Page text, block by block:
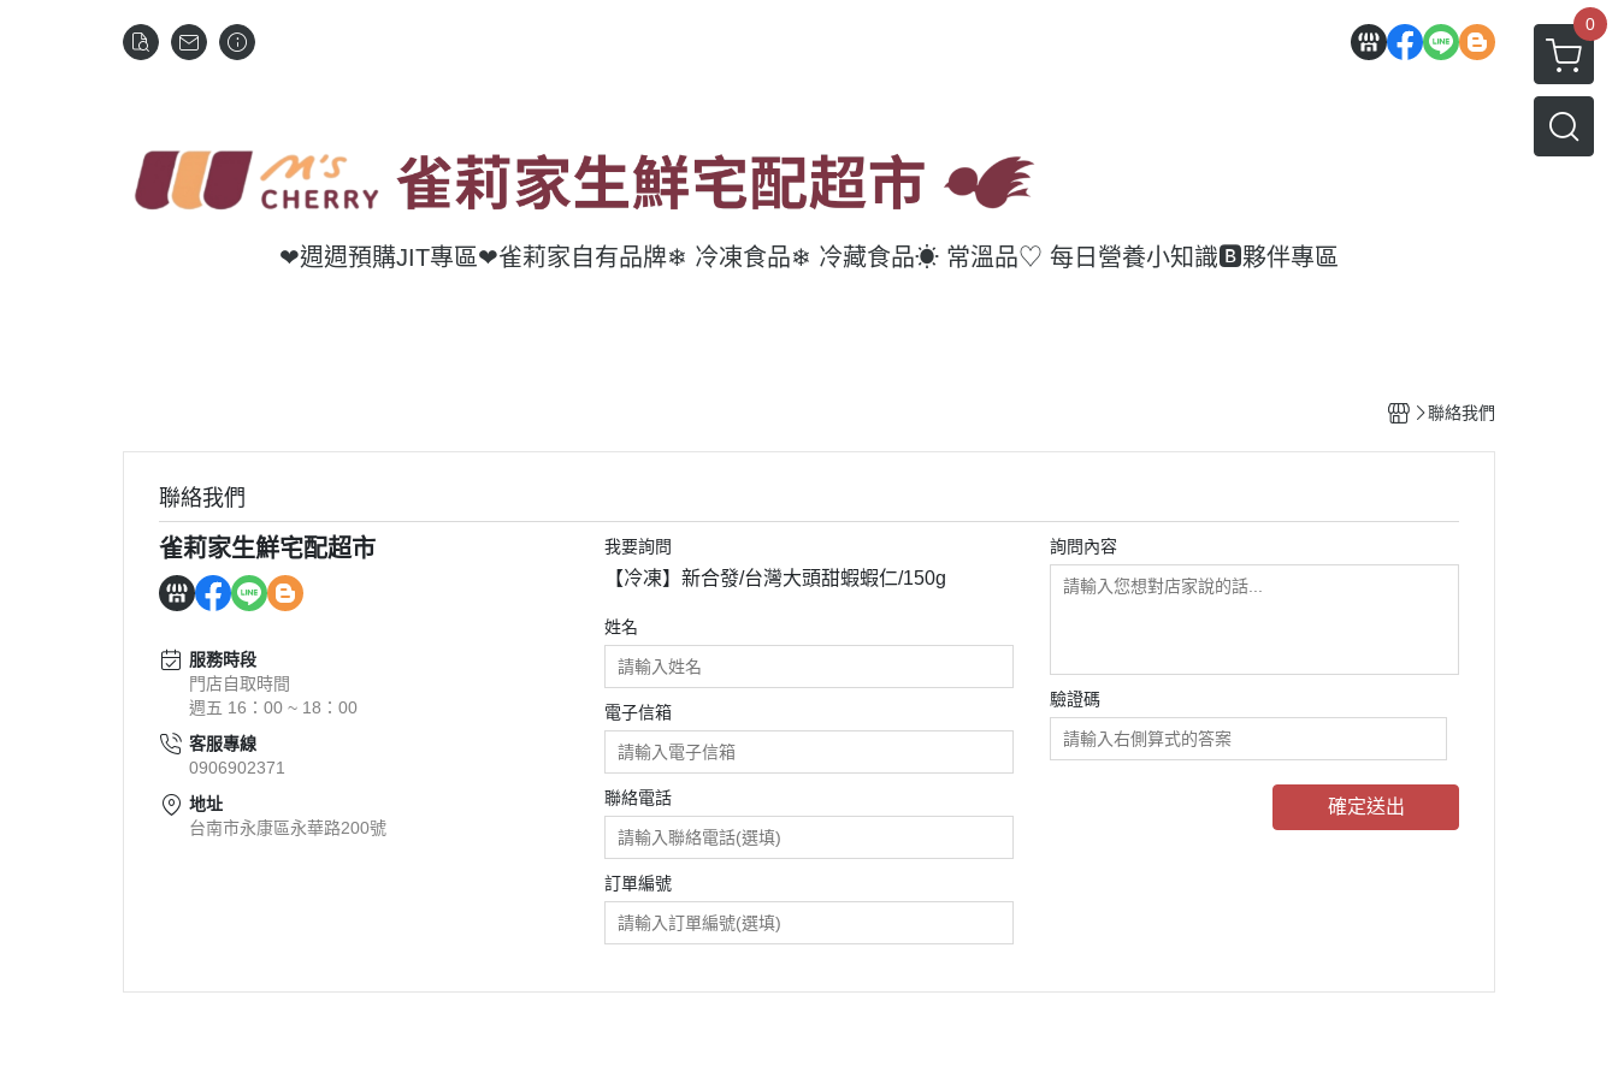
0
❤週週預購JIT專區❤雀莉家自有品牌❄ 冷凍食品❄ 冷藏食品☀ 常溫品♡ 每日營養小知識🅱️夥伴專區
聯絡我們
聯絡我們
雀莉家生鮮宅配超市
服務時段
門店自取時間
週五 16：00 ~ 18：00
客服專線
0906902371
地址
台南市永康區永華路200號
我要詢問
【冷凍】新合發/台灣大頭甜蝦蝦仁/150g
姓名
電子信箱
聯絡電話
訂單編號
詢問內容
驗證碼
確定送出